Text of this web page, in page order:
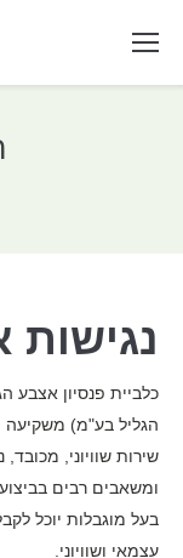
כלביית פנסיון אצבע
הגליל בע"מ)
שירות שוויוני,
ומשאבים רבים
בעל מוגבלות יוכל
עצמאי ושוויוני.